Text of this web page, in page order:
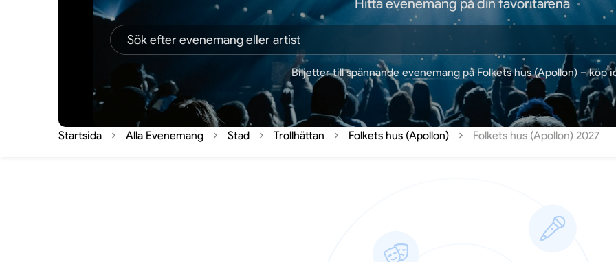
Hitta evenemang på din favoritarena
Biljetter till spännande evenemang på Folkets hus (Apollon) – köp
Startsida Alla Evenemang Stad Trollhättan Folkets hus (Apollon) Folkets hus (Apollon) 2027